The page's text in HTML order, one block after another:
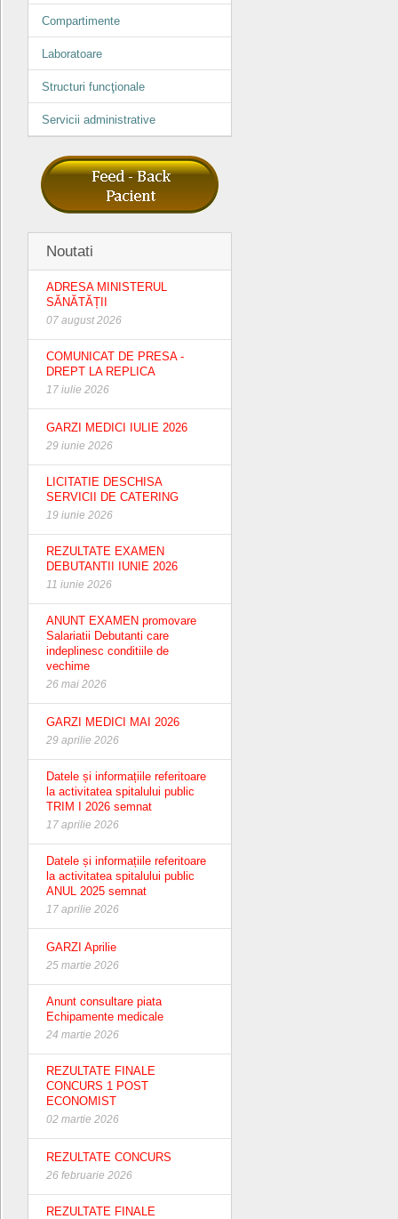
Compartimente
Laboratoare
Structuri funcţionale
Servicii administrative
Noutati
ADRESA MINISTERUL
SĂNĂTĂȚII
07 august 2026
COMUNICAT DE PRESA -
DREPT LA REPLICA
17 iulie 2026
GARZI MEDICI IULIE 2026
29 iunie 2026
LICITATIE DESCHISA
SERVICII DE CATERING
19 iunie 2026
REZULTATE EXAMEN
DEBUTANTII IUNIE 2026
11 iunie 2026
ANUNT EXAMEN promovare
Salariatii Debutanti care
indeplinesc conditiile de
vechime
26 mai 2026
GARZI MEDICI MAI 2026
29 aprilie 2026
Datele și informațiile referitoare
la activitatea spitalului public
TRIM I 2026 semnat
17 aprilie 2026
Datele și informațiile referitoare
la activitatea spitalului public
ANUL 2025 semnat
17 aprilie 2026
GARZI Aprilie
25 martie 2026
Anunt consultare piata
Echipamente medicale
24 martie 2026
REZULTATE FINALE
CONCURS 1 POST
ECONOMIST
02 martie 2026
REZULTATE CONCURS
26 februarie 2026
REZULTATE FINALE